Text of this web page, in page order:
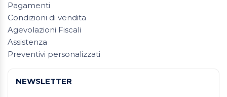
Pagamenti
Condizioni di vendita
Agevolazioni Fiscali
Assistenza
Preventivi personalizzati
NEWSLETTER